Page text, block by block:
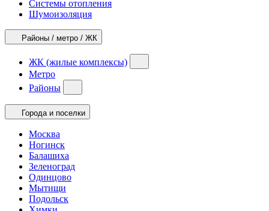
Системы отопления
Шумоизоляция
Районы / метро / ЖК
ЖК (жилые комплексы)
Метро
Районы
Города и поселки
Москва
Ногинск
Балашиха
Зеленоград
Одинцово
Мытищи
Подольск